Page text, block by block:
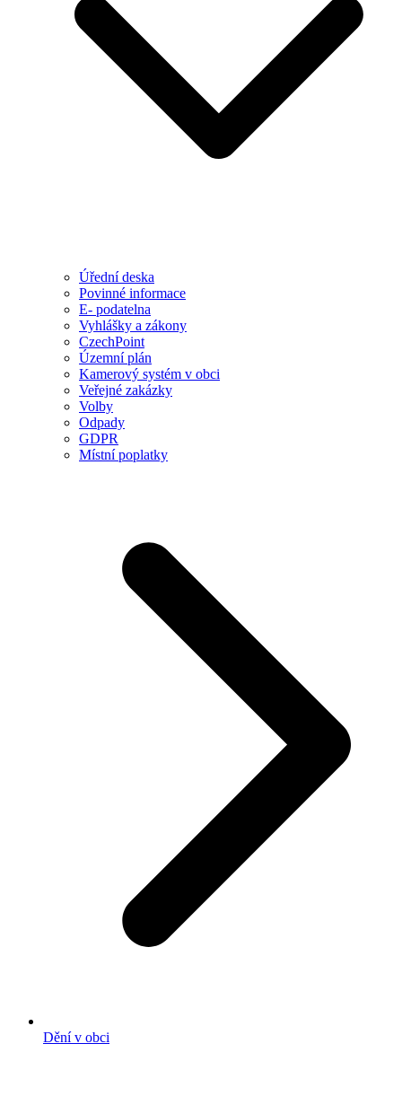
Úřední deska
Povinné informace
E- podatelna
Vyhlášky a zákony
CzechPoint
Územní plán
Kamerový systém v obci
Veřejné zakázky
Volby
Odpady
GDPR
Místní poplatky
Dění v obci